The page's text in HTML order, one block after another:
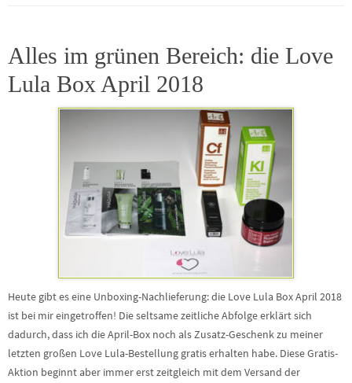
Alles im grünen Bereich: die Love
Lula Box April 2018
Heute gibt es eine Unboxing-Nachlieferung: die Love Lula Box April 2018
ist bei mir eingetroffen! Die seltsame zeitliche Abfolge erklärt sich
dadurch, dass ich die April-Box noch als Zusatz-Geschenk zu meiner
letzten großen Love Lula-Bestellung gratis erhalten habe. Diese Gratis-
Aktion beginnt aber immer erst zeitgleich mit dem Versand der